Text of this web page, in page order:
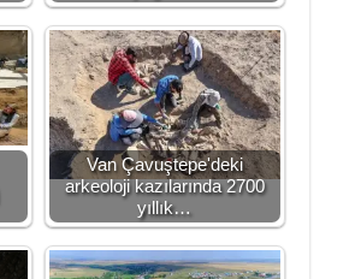
Van Çavuştepe'deki
arkeoloji kazılarında 2700
yıllık…